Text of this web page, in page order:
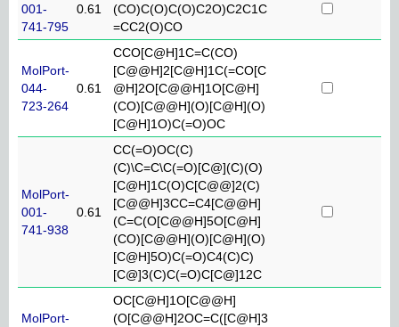
001-
741-795
0.61
(CO)C(O)C(O)C2O)C2C1C
=CC2(O)CO
MolPort-
044-
723-264
0.61
CCO[C@H]1C=C(CO)
[C@@H]2[C@H]1C(=CO[C
@H]2O[C@@H]1O[C@H]
(CO)[C@@H](O)[C@H](O)
[C@H]1O)C(=O)OC
MolPort-
001-
741-938
0.61
CC(=O)OC(C)
(C)\C=C\C(=O)[C@](C)(O)
[C@H]1C(O)C[C@@]2(C)
[C@@H]3CC=C4[C@@H]
(C=C(O[C@@H]5O[C@H]
(CO)[C@@H](O)[C@H](O)
[C@H]5O)C(=O)C4(C)C)
[C@]3(C)C(=O)C[C@]12C
MolPort-
OC[C@H]1O[C@@H]
(O[C@@H]2OC=C([C@H]3